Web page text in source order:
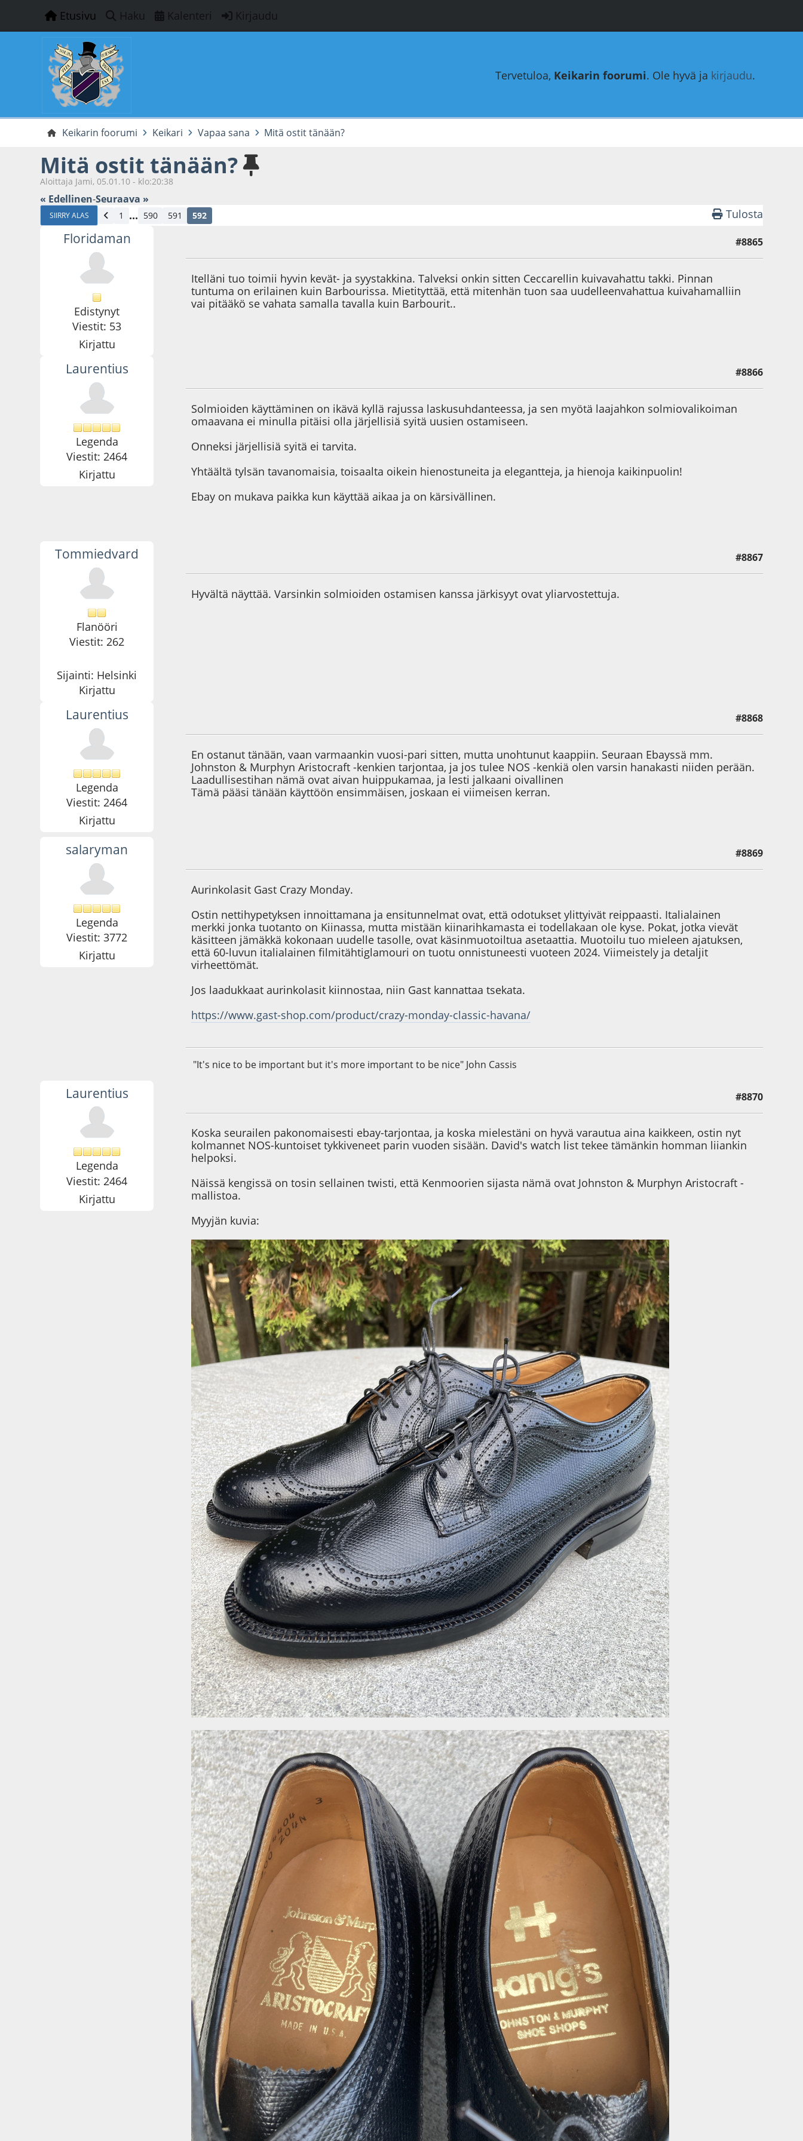
Etusivu Haku Kalenteri Kirjaudu
Tervetuloa, Keikarin foorumi. Ole hyvä ja kirjaudu.
Keikarin foorumi Keikari Vapaa sana Mitä ostit tänään?
Mitä ostit tänään?
Aloittaja Jami, 05.01.10 - klo:20:38
« Edellinen-Seuraava »
SIIRRY ALAS 1 ... 590 591 592 Tulosta
Floridaman
Edistynyt
Viestit: 53
Kirjattu
#8865
Itelläni tuo toimii hyvin kevät- ja syystakkina. Talveksi onkin sitten Ceccarellin kuivavahattu takki. Pinnan
tuntuma on erilainen kuin Barbourissa. Mietityttää, että mitenhän tuon saa uudelleenvahattua kuivahamalliin
vai pitääkö se vahata samalla tavalla kuin Barbourit..
Laurentius
Legenda
Viestit: 2464
Kirjattu
#8866
Solmioiden käyttäminen on ikävä kyllä rajussa laskusuhdanteessa, ja sen myötä laajahkon solmiovalikoiman
omaavana ei minulla pitäisi olla järjellisiä syitä uusien ostamiseen.
Onneksi järjellisiä syitä ei tarvita.
Yhtäältä tylsän tavanomaisia, toisaalta oikein hienostuneita ja elegantteja, ja hienoja kaikinpuolin!
Ebay on mukava paikka kun käyttää aikaa ja on kärsivällinen.
Tommiedvard
Flanööri
Viestit: 262
Sijainti: Helsinki
Kirjattu
#8867
Hyvältä näyttää. Varsinkin solmioiden ostamisen kanssa järkisyyt ovat yliarvostettuja.
Laurentius
Legenda
Viestit: 2464
Kirjattu
#8868
En ostanut tänään, vaan varmaankin vuosi-pari sitten, mutta unohtunut kaappiin. Seuraan Ebayssä mm.
Johnston & Murphyn Aristocraft -kenkien tarjontaa, ja jos tulee NOS -kenkiä olen varsin hanakasti niiden perään.
Laadullisestihan nämä ovat aivan huippukamaa, ja lesti jalkaani oivallinen
Tämä pääsi tänään käyttöön ensimmäisen, joskaan ei viimeisen kerran.
salaryman
Legenda
Viestit: 3772
Kirjattu
#8869
Aurinkolasit Gast Crazy Monday.
Ostin nettihypetyksen innoittamana ja ensitunnelmat ovat, että odotukset ylittyivät reippaasti. Italialainen
merkki jonka tuotanto on Kiinassa, mutta mistään kiinarihkamasta ei todellakaan ole kyse. Pokat, jotka vievät
käsitteen jämäkkä kokonaan uudelle tasolle, ovat käsinmuotoiltua asetaattia. Muotoilu tuo mieleen ajatuksen,
että 60-luvun italialainen filmitähtiglamouri on tuotu onnistuneesti vuoteen 2024. Viimeistely ja detaljit
virheettömät.
Jos laadukkaat aurinkolasit kiinnostaa, niin Gast kannattaa tsekata.
https://www.gast-shop.com/product/crazy-monday-classic-havana/
"It's nice to be important but it's more important to be nice" John Cassis
Laurentius
Legenda
Viestit: 2464
Kirjattu
#8870
Koska seurailen pakonomaisesti ebay-tarjontaa, ja koska mielestäni on hyvä varautua aina kaikkeen, ostin nyt
kolmannet NOS-kuntoiset tykkiveneet parin vuoden sisään. David's watch list tekee tämänkin homman liiankin
helpoksi.
Näissä kengissä on tosin sellainen twisti, että Kenmoorien sijasta nämä ovat Johnston & Murphyn Aristocraft -
mallistoa.
Myyjän kuvia: